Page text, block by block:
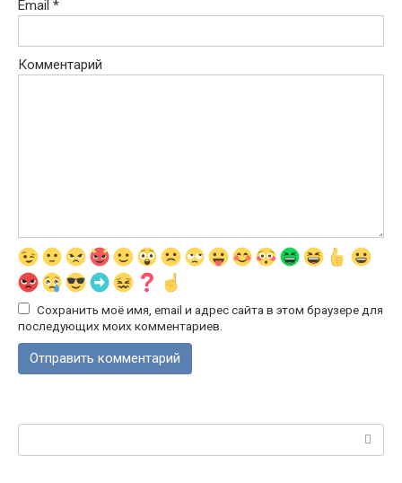
Email *
Комментарий
Сохранить моё имя, email и адрес сайта в этом браузере для
последующих моих комментариев.
Поиск: